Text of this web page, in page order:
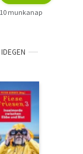
munkanap
IDEGEN